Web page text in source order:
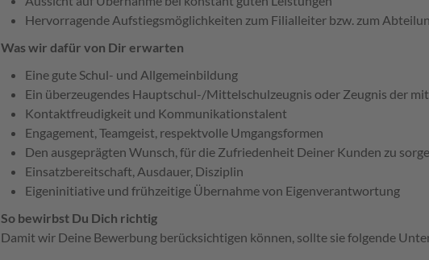
Hervorragende Aufstiegsmöglichkeiten zum Filialleiter bzw. zum
Was wir dafür von Dir erwarten
Eine gute Schul- und Allgemeinbildung
Ein überzeugendes Hauptschul-/Mittelschulzeugnis oder Zeugnis der
Kontaktfreudigkeit und Kommunikationstalent
Engagement, Teamgeist, respektvolle Umgangsformen
Den ausgeprägten Wunsch, für die Zufriedenheit Deiner Kunden zu
Einsatzbereitschaft, Ausdauer, Disziplin
Eigeninitiative und frühzeitige Übernahme von Eigenverantwortung
So bewirbst Du Dich richtig
Damit wir Deine Bewerbung berücksichtigen können, sollte sie folgende